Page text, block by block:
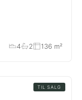
4 2 136 m²
TIL SALG